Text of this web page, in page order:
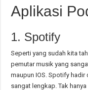
Aplikasi
1. Spotify
Seperti yang sudah kita
pemutar musik yang
maupun IOS. Spotify
sangat lengkap. Tak